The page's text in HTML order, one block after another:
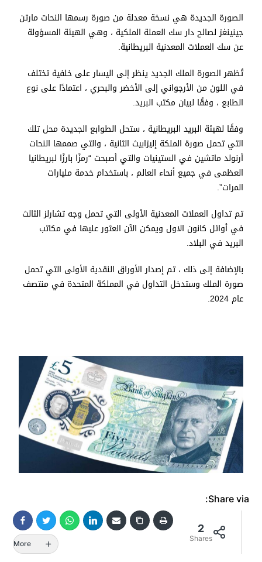
الصورة الجديدة هي نسخة معدلة من صورة رسمها النحات مارتن
جينينغز لصالح دار سك العملة الملكية ، وهي الهيئة المسؤولة
عن سك العملات المعدنية البريطانية.
تُظهر الصورة الملك الجديد ينظر إلى اليسار على خلفية تختلف
في اللون من الأرجواني إلى الأخضر والبحري ، اعتمادًا على نوع
الطابع ، وفقًا لبيان مكتب البريد.
وفقًا لهيئة البريد البريطانية ، ستحل الطوابع الجديدة محل تلك
التي تحمل صورة الملكة إليزابيث الثانية ، والتي صممها النحات
أرنولد ماتشين في الستينيات والتي أصبحت “رمزًا بارزًا لبريطانيا
العظمى في جميع أنحاء العالم ، باستخدام خدمة مليارات
المرات”.
تم تداول العملات المعدنية الأولى التي تحمل وجه تشارلز الثالث
في أوائل كانون الاول ويمكن الآن العثور عليها في مكاتب
البريد في البلاد.
بالإضافة إلى ذلك ، تم إصدار الأوراق النقدية الأولى التي تحمل
صورة الملك وستدخل التداول في المملكة المتحدة في منتصف
عام 2024.
Share via:
2
Shares
More